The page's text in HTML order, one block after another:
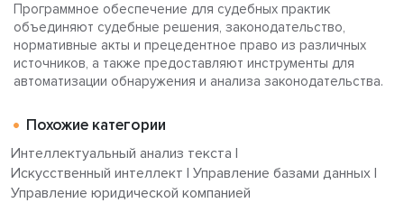
Программное обеспечение для судебных практик
объединяют судебные решения, законодательство,
нормативные акты и прецедентное право из различных
источников, а также предоставляют инструменты для
автоматизации обнаружения и анализа законодательства.
Похожие категории
Интеллектуальный анализ текста |
Искусственный интеллект | Управление базами данных |
Управление юридической компанией